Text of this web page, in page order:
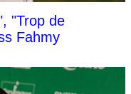
"Trop de
Fahmy